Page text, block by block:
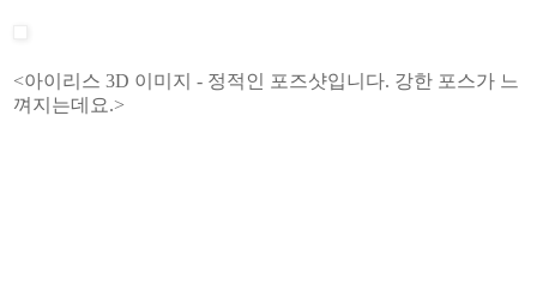
<아이리스 3D 이미지 - 정적인 포즈샷입니다. 강한 포스가 느
껴지는데요.>